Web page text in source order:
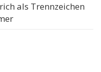
als Trennzeichen